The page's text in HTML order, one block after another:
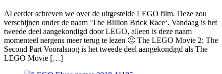
Al eerder schreven we over de uitgestelde LEGO film. Deze zou
verschijnen onder de naam ‘The Billion Brick Race‘. Vandaag is het
tweede deel aangekondigd door LEGO, alleen is deze naam
momenteel nergens meer terug te lezen 🙂 The LEGO Movie 2: The
Second Part Vooralsnog is het tweede deel aangekondigd als The
LEGO Movie […]